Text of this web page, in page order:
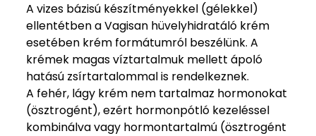
A vizes bázisú készítményekkel (gélekkel)
ellentétben a Vagisan hüvelyhidratáló krém
esetében krém formátumról beszélünk. A
krémek magas víztartalmuk mellett ápoló
hatású zsírtartalommal is rendelkeznek.
A fehér, lágy krém nem tartalmaz hormonokat
(ösztrogént), ezért hormonpótló kezeléssel
kombinálva vagy hormontartalmú (ösztrogént